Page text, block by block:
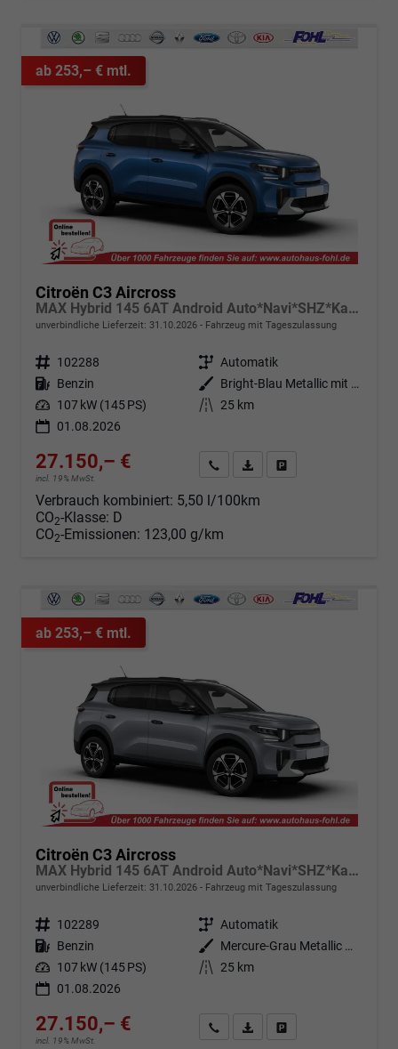
ab 253,– € mtl.
Citroën C3 Aircross
MAX Hybrid 145 6AT Android Auto*Navi*SHZ*Kamera*Totwinkel*Keyless*17"*Klimaauto
unverbindliche Lieferzeit: 31.10.2026 Fahrzeug mit Tageszulassung
Fahrzeugnr. 102288 Getriebe Automatik
Kraftstoff Benzin Außenfarbe
Bright-Blau Metallic mit schwarzem Dach
Leistung 107 kW (145 PS) Kilometerstand 25 km
01.08.2026
27.150,– €
incl. 19% MwSt.
Angebot anfordern
Fahrzeugexpose (PDF)
Verbrauch kombiniert: 5,50 l/100km
CO2-Klasse: D
CO2-Emissionen: 123,00 g/km
ab 253,– € mtl.
Citroën C3 Aircross
MAX Hybrid 145 6AT Android Auto*Navi*SHZ*Kamera*Totwinkel*Keyless*17"*Klimaauto
unverbindliche Lieferzeit: 31.10.2026 Fahrzeug mit Tageszulassung
Fahrzeugnr. 102289 Getriebe Automatik
Kraftstoff Benzin Außenfarbe
Mercure-Grau Metallic mit schwarzem Dach
Leistung 107 kW (145 PS) Kilometerstand 25 km
01.08.2026
27.150,– €
incl. 19% MwSt.
Angebot anfordern
Fahrzeugexpose (PDF)